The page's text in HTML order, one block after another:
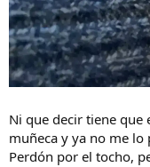
Ni que decir tiene que
muñeca y ya no me lo
Perdón por el tocho,